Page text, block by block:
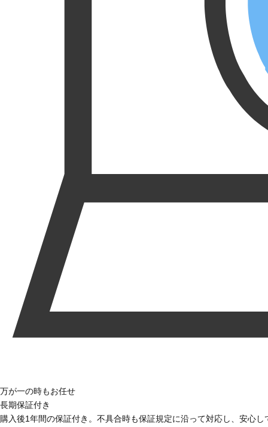
万が一の時もお任せ
長期保証付き
購入後1年間の保証付き。不具合時も保証規定に沿って対応し、安心